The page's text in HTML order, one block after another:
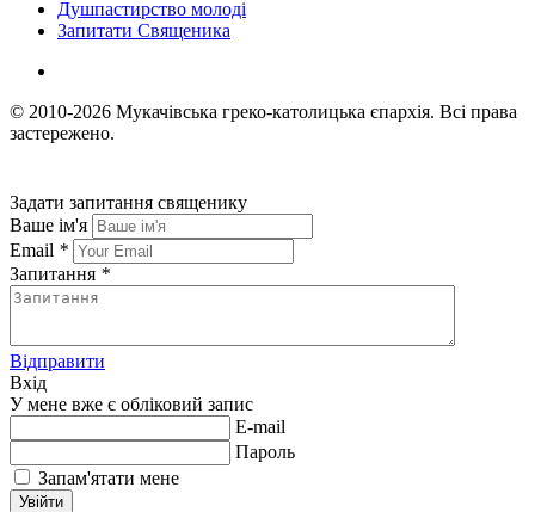
Душпастирство молоді
Запитати Священика
© 2010-2026 Мукачівська греко-католицька єпархія. Всі права
застережено.
Задати запитання священику
Ваше ім'я
Email *
Запитання *
Відправити
Вхід
У мене вже є обліковий запис
E-mail
Пароль
Запам'ятати мене
Увійти